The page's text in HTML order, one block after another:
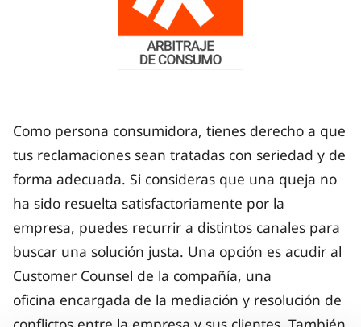
Como persona consumidora, tienes derecho a que
tus reclamaciones sean tratadas con seriedad y de
forma adecuada. Si consideras que una queja no
ha sido resuelta satisfactoriamente por la
empresa, puedes recurrir a distintos canales para
buscar una solución justa. Una opción es acudir al
Customer Counsel de la compañía, una
oficina encargada de la mediación y resolución de